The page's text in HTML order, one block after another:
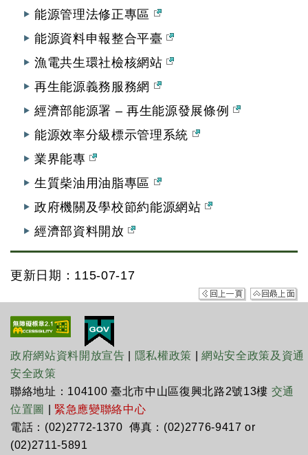
能源管理法修正專區
能源資料申報整合平臺
漁電共生環社檢核網站
再生能源義務服務網
經濟部能源署 – 再生能源發展條例
能源效率分級標示管理系統
業界能專
生質柴油用油脂專區
政府機關及學校節約能源網站
經濟部資料開放
更新日期：115-07-17
政府網站資料開放宣告 隱私權政策 |網站安全政策及資通
安全政策
聯絡地址：104100 臺北市中山區復興北路2號13樓 交通
位置圖
緊急應變聯絡中心
電話：(02)2772-1370 傳真：(02)2776-9417 or
(02)2711-5891